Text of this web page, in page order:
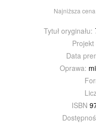
Najniższa
Tytuł oryginału:
Projekt
Data
Oprawa:
ISBN